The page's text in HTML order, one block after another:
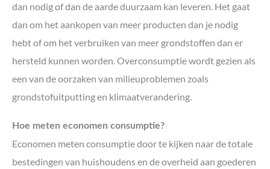
dan nodig of dan de aarde duurzaam kan leveren. Het gaat
dan om het aankopen van meer producten dan je nodig
hebt of om het verbruiken van meer grondstoffen dan er
hersteld kunnen worden. Overconsumptie wordt gezien als
een van de oorzaken van milieuproblemen zoals
grondstofuitputting en klimaatverandering.
Hoe meten economen consumptie?
Economen meten consumptie door te kijken naar de totale
bestedingen van huishoudens en de overheid aan goederen